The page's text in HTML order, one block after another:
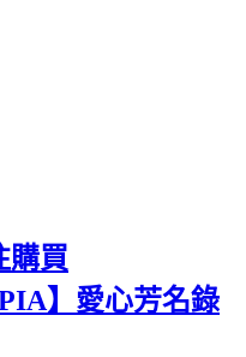
購買
】愛心芳名錄